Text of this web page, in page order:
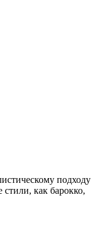
подходу
как барокко,